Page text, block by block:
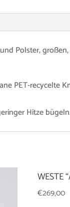
Polster,
PET-recycelte
Hitze
WESTE
€269,00